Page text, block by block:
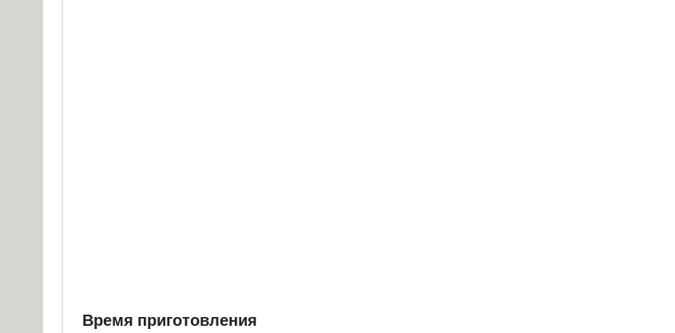
Время приготовления